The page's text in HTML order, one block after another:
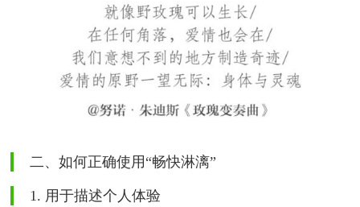
二、如何正确使用“畅快淋漓”
1. 用于描述个人体验